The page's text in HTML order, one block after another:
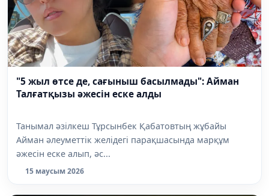
"5 жыл өтсе де, сағыныш басылмады": Айман
Талғатқызы әжесін еске алды
Танымал әзілкеш Тұрсынбек Қабатовтың жұбайы
Айман әлеуметтік желідегі парақшасында марқұм
әжесін еске алып, әс...
15 маусым 2026